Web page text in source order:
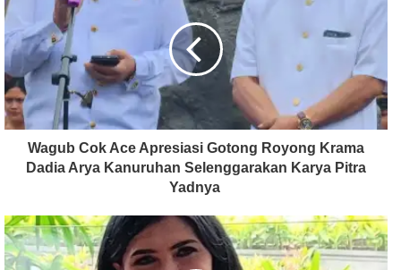
Wagub Cok Ace Apresiasi Gotong Royong Krama
Dadia Arya Kanuruhan Selenggarakan Karya Pitra
Yadnya